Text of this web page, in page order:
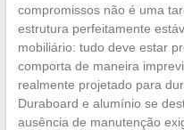
compromissos não é uma
estrutura perfeitamente
mobiliário: tudo deve estar
comporta de maneira
realmente projetado para
Duraboard e alumínio se
ausência de manutenção